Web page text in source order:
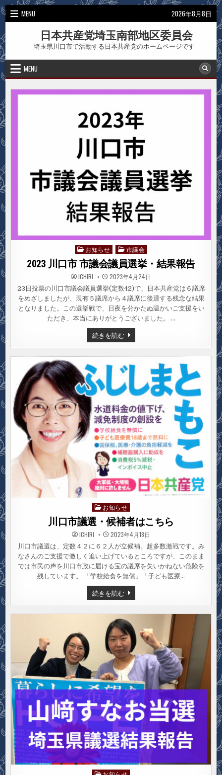
Skip
MENU 2026年8月8日
日本共産党埼玉南部地区委員会
埼玉県川口市で活動する日本共産党のホームページです
MENU
Posted
in
お知らせ 市議会
2023 川口市 市議会議員選挙・結果報告
ICHIRI 2023年4月24日
23日投票の川口市議会議員選挙(定数42)で、日本共産党は６議席
をめざしましたが、現有５議席から４議席に後退する残念な結果
となりました。この選挙戦で、日夜を分かたぬ温かいご支援をい
ただき、本当にありがとうございました。 …
続きを読む2023
川
口
市
議
会
議
員
選
挙・
結
果
報
告
Posted
in
お知らせ
川口市議選・候補者はこちら
ICHIRI 2023年4月18日
川口市議選は、定数４２に６２人が立候補。超多数激戦です。み
なさんのご支援で激しく追い上げているところですが、このまま
では市民の声を川口市政に届ける宝の議席を失いかねない危険を
残しています。 「学校給食を無償」「子ども医療…
続きを読む川
口
市
議
選・
候
補
者
は
こ
ち
ら